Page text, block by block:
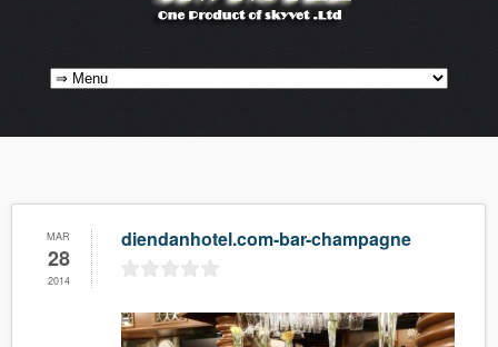
MAR
28
2014
diendanhotel.com-bar-champagne